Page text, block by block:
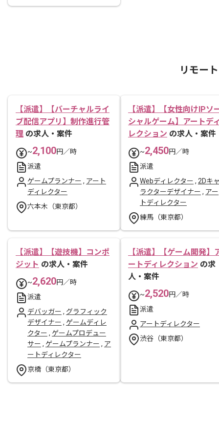
リモー
【派遣】【バーチャルライ
ブ配信アプリ】制作進行管
理 の求人・案件
~2,100円／時
派遣
ゲームプランナー , アート
ディレクター
六本木（東京都）
【派遣】【女性向けIPソ
シャルゲーム】アートデ
レクション の求人・案件
~2,450円／時
派遣
Webディレクター , 2Dキ
ラクターデザイナー , アー
トディレクター
練馬（東京都）
【派遣】【遊技機】コンポ
ジット の求人・案件
~2,620円／時
派遣
デバッガー , グラフィック
デザイナー , ゲームディレ
クター , ゲームプロデュー
サー , ゲームプランナー , ア
ートディレクター
京橋（東京都）
【派遣】【ゲーム開発】
ートディレクション の求
人・案件
~2,520円／時
派遣
アートディレクター
渋谷（東京都）